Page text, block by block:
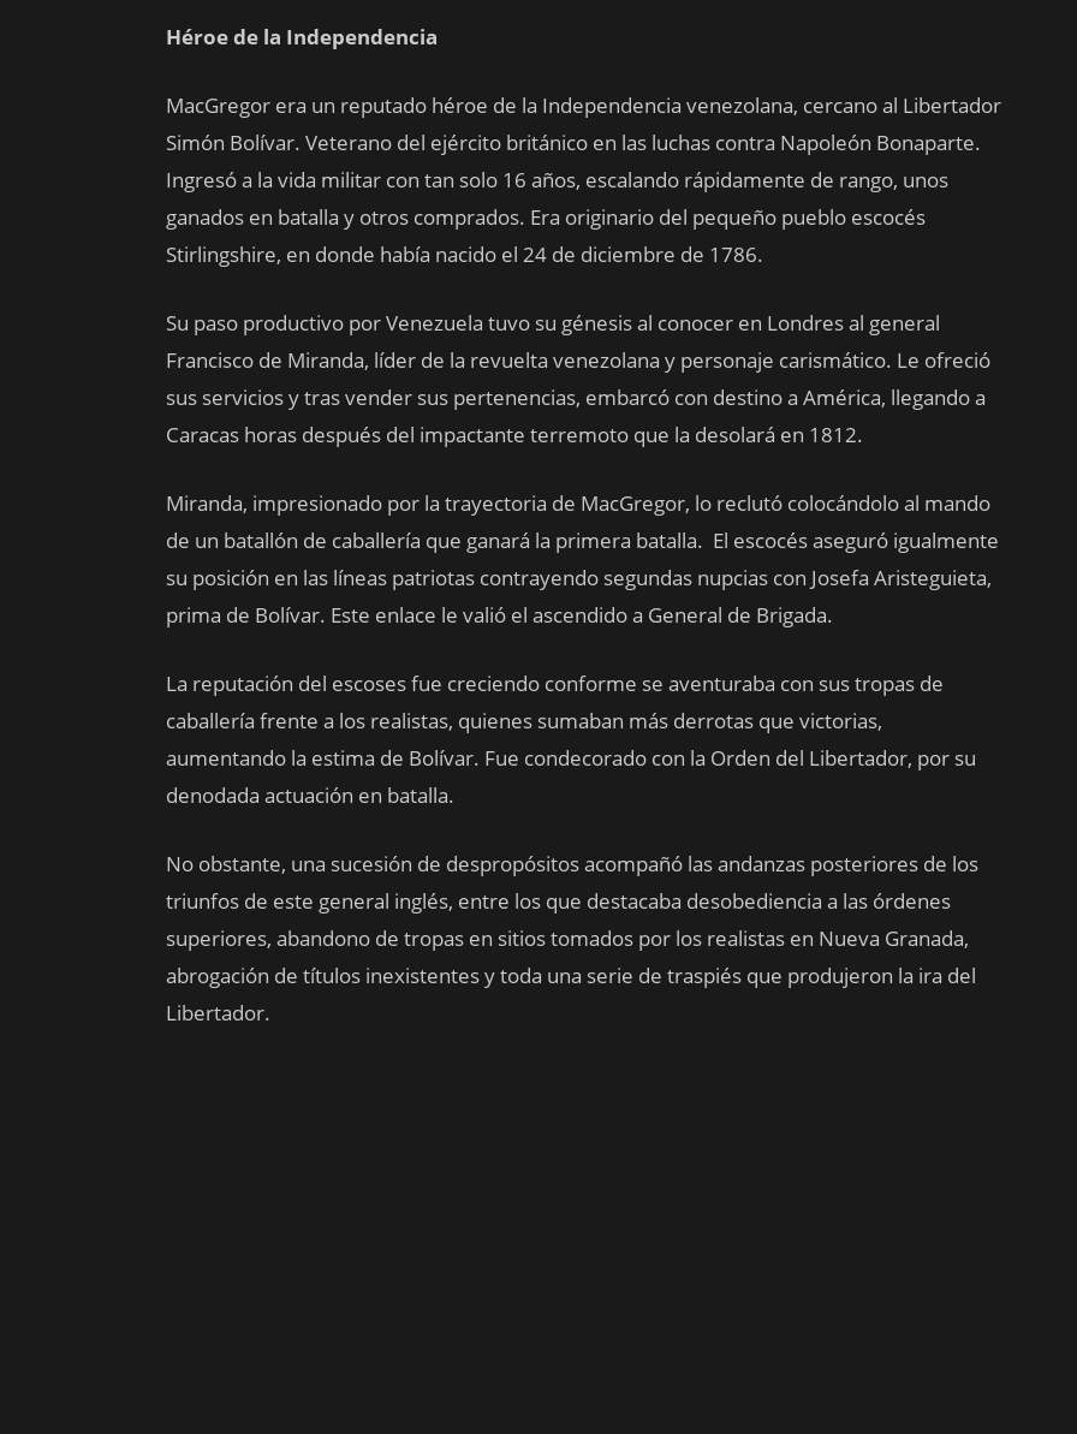
Héroe de la Independencia
MacGregor era un reputado héroe de la Independencia venezolana, cercano al Libertador
Simón Bolívar. Veterano del ejército británico en las luchas contra Napoleón Bonaparte.
Ingresó a la vida militar con tan solo 16 años, escalando rápidamente de rango, unos
ganados en batalla y otros comprados. Era originario del pequeño pueblo escocés
Stirlingshire, en donde había nacido el 24 de diciembre de 1786.
Su paso productivo por Venezuela tuvo su génesis al conocer en Londres al general
Francisco de Miranda, líder de la revuelta venezolana y personaje carismático. Le ofreció
sus servicios y tras vender sus pertenencias, embarcó con destino a América, llegando a
Caracas horas después del impactante terremoto que la desolará en 1812.
Miranda, impresionado por la trayectoria de MacGregor, lo reclutó colocándolo al mando
de un batallón de caballería que ganará la primera batalla. El escocés aseguró igualmente
su posición en las líneas patriotas contrayendo segundas nupcias con Josefa Aristeguieta,
prima de Bolívar. Este enlace le valió el ascendido a General de Brigada.
La reputación del escoses fue creciendo conforme se aventuraba con sus tropas de
caballería frente a los realistas, quienes sumaban más derrotas que victorias,
aumentando la estima de Bolívar. Fue condecorado con la Orden del Libertador, por su
denodada actuación en batalla.
No obstante, una sucesión de despropósitos acompañó las andanzas posteriores de los
triunfos de este general inglés, entre los que destacaba desobediencia a las órdenes
superiores, abandono de tropas en sitios tomados por los realistas en Nueva Granada,
abrogación de títulos inexistentes y toda una serie de traspiés que produjeron la ira del
Libertador.